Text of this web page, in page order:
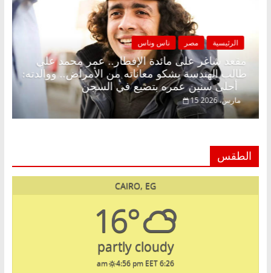
الرئيسية مصر ناس وناس
مقعد شاغر على مائدة الإفطار..
طالب الهندسة يشكو معاناته من
أحلى سنين عمره بتضيع في السجن
15 مارس، 2026
زينة رمضان.. د.
انتظار حلم
الطقس
CAIRO, EG
16°
partly cloudy
6:26 am
4:56 pm EET